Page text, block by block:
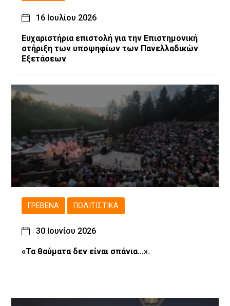
16 Ιουλίου 2026
Ευχαριστήρια επιστολή για την Επιστημονική
στήριξη των υποψηφίων των Πανελλαδικών
Εξετάσεων
ΓΡΕΒΕΝΆ ΠΟΛΙΤΙΣΤΙΚΆ
30 Ιουνίου 2026
«Τα θαύματα δεν είναι σπάνια…».